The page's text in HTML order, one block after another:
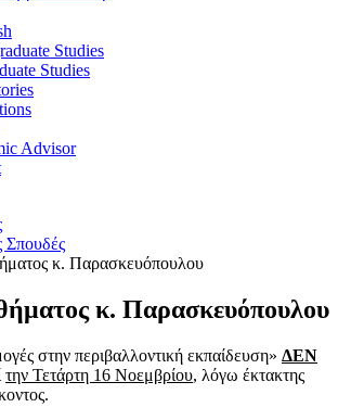
Studies
Studies
Advisor
Σπουδές
κ. Παρασκευόπουλου
κ. Παρασκευόπουλου
στην περιβαλλοντική εκπαίδευση» ΔΕΝ
την Τετάρτη 16 Νοεμβρίου, λόγω έκτακτης